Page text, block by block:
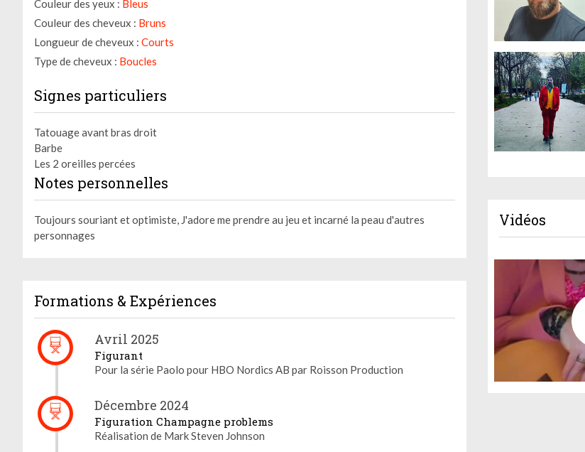
Couleur des yeux : Bleus
Couleur des cheveux : Bruns
Longueur de cheveux : Courts
Type de cheveux : Boucles
Signes particuliers
Tatouage avant bras droit
Barbe
Les 2 oreilles percées
Notes personnelles
Toujours souriant et optimiste, J'adore me prendre au jeu et incarné la peau d'autres
personnages
Formations & Expériences
Avril 2025
Figurant
Pour la série Paolo pour HBO Nordics AB par Roisson Production
Décembre 2024
Figuration Champagne problems
Réalisation de Mark Steven Johnson
Vidéos